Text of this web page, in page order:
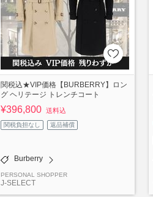
関税込★VIP価格【BURBERRY】ロン
グ ヘリテージ トレンチコート
¥396,800 送料込
関税負担なし 返品補償
Burberry
PERSONAL SHOPPER
J-SELECT